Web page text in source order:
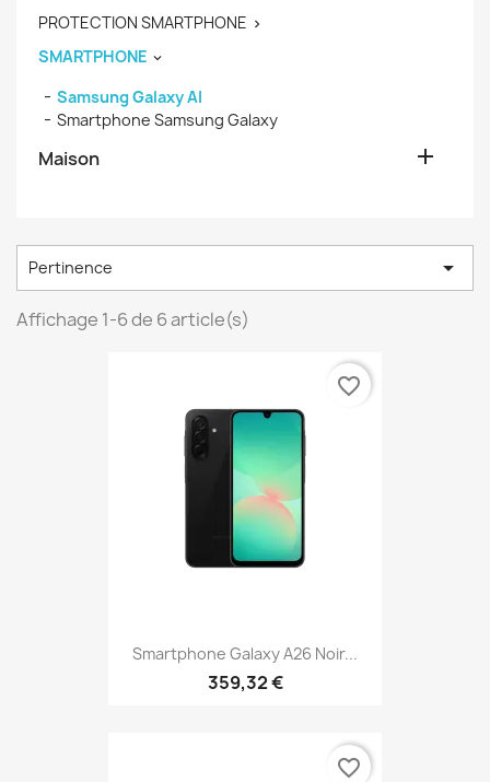
PROTECTION SMARTPHONE 
SMARTPHONE 
Samsung Galaxy AI
Smartphone Samsung Galaxy
Maison 
Pertinence 
Affichage 1-6 de 6 article(s)
Smartphone Galaxy A26 Noir...
359,32 €
favorite_border
favorite_border